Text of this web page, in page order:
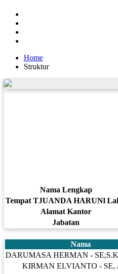
Home
Struktur
Nama Lengkap
Tempat TJUANDA HARUNl
Alamat Kantor
Jabatan
Nama
DARUMASA HERMAN -
KIRMAN ELVIANTO - SE,